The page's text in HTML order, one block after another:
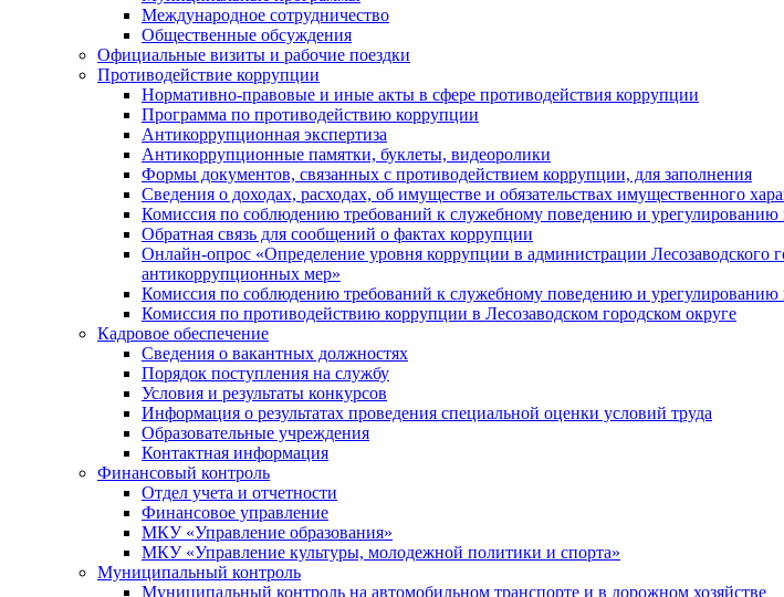
Международное сотрудничество
Общественные обсуждения
Официальные визиты и рабочие поездки
Противодействие коррупции
Нормативно-правовые и иные акты в сфере противодействия коррупции
Программа по противодействию коррупции
Антикоррупционная экспертиза
Антикоррупционные памятки, буклеты, видеоролики
Формы документов, связанных с противодействием коррупции, для заполнения
Сведения о доходах, расходах, об имуществе и обязательствах имущественного
Комиссия по соблюдению требований к служебному поведению и урегулированию
Обратная связь для сообщений о фактах коррупции
Онлайн-опрос «Определение уровня коррупции в администрации
антикоррупционных мер»
Комиссия по соблюдению требований к служебному поведению и
Комиссия по противодействию коррупции в Лесозаводском городском округе
Кадровое обеспечение
Сведения о вакантных должностях
Порядок поступления на службу
Условия и результаты конкурсов
Информация о результатах проведения специальной оценки условий труда
Образовательные учреждения
Контактная информация
Финансовый контроль
Отдел учета и отчетности
Финансовое управление
МКУ «Управление образования»
МКУ «Управление культуры, молодежной политики и спорта»
Муниципальный контроль
Муниципальный контроль на автомобильном транспорте и в дорожном хозяйстве